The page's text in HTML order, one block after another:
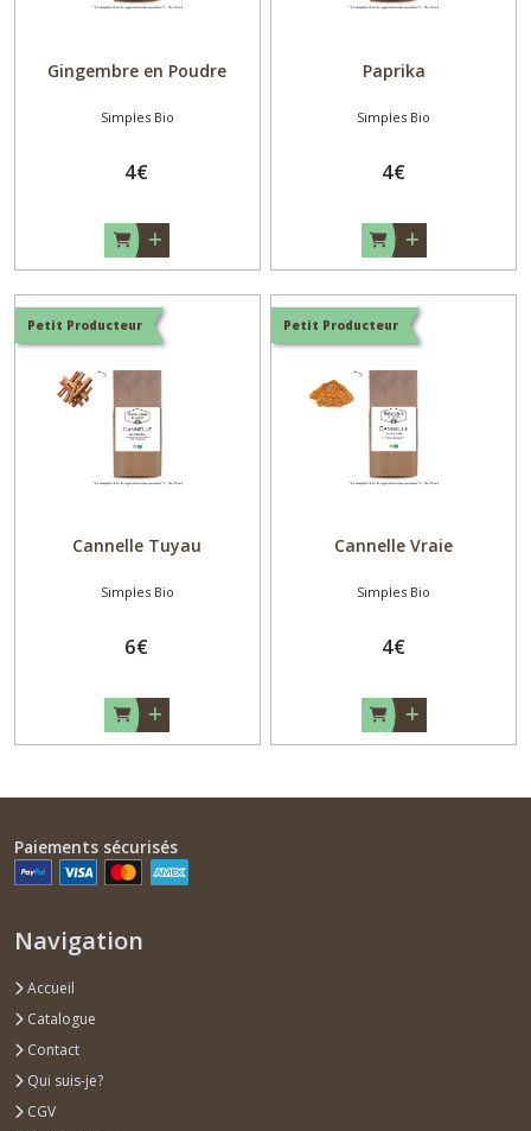
Gingembre en Poudre
Simples Bio
4€
Paprika
Simples Bio
4€
Petit Producteur
Cannelle Tuyau
Simples Bio
6€
Petit Producteur
Cannelle Vraie
Simples Bio
4€
Paiements sécurisés
Navigation
Accueil
Catalogue
Contact
Qui suis-je?
CGV